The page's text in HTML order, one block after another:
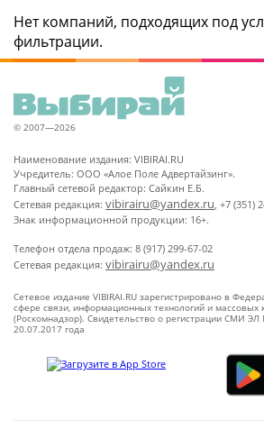
Нет компаний, подходящих под
фильтрации.
© 2007—2026
Наименование издания: VIBIRAI.RU
Учредитель: ООО «Алое Поле Адвертайзинг».
Главный сетевой редактор: Сайкин Е.Б.
Сетевая редакция: vibirairu@yandex.ru, +7 (351)
Знак информационной продукции: 16+.
Телефон отдела продаж: 8 (917) 299-67-02
Сетевая редакция: vibirairu@yandex.ru
Сетевое издание VIBIRAI.RU зарегистрировано в
сфере связи, информационных технологий и массовых
(Роскомнадзор). Свидетельство о регистрации СМИ
20.07.2017 года